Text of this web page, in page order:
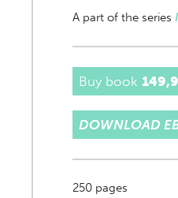
A part of the series
Buy book
DOWNLOAD
250pages